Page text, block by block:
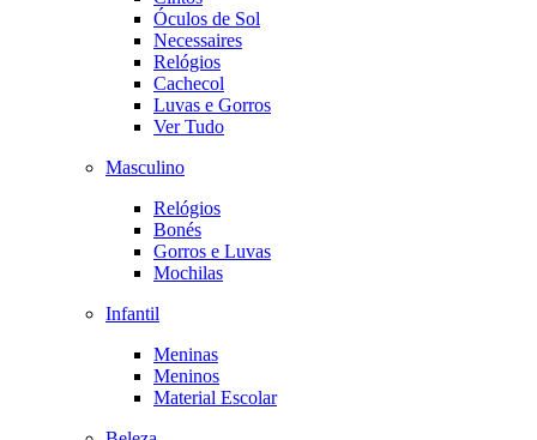
Óculos de Sol
Necessaires
Relógios
Cachecol
Luvas e Gorros
Ver Tudo
Masculino
Relógios
Bonés
Gorros e Luvas
Mochilas
Infantil
Meninas
Meninos
Material Escolar